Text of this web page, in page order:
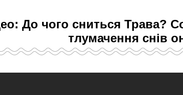
До чого сниться Трава?
тлумачення снів